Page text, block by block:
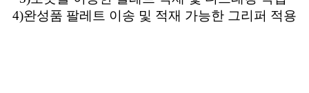
4)완성품 팔레트 이송 및 적재 가능한 그리퍼 적용